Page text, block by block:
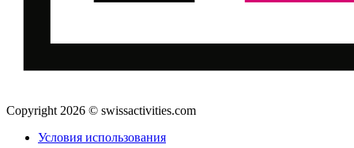
Copyright 2026 © swissactivities.com
Условия использования